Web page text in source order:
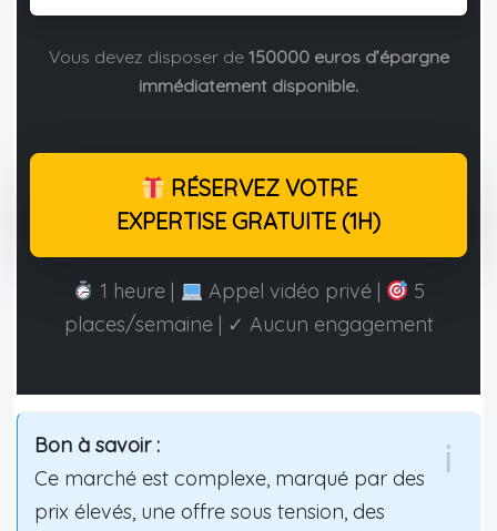
Vous devez disposer de 150000 euros d’épargne
immédiatement disponible.
RÉSERVEZ VOTRE
EXPERTISE GRATUITE (1H)
1 heure | Appel vidéo privé |
5
places/semaine | ✓ Aucun engagement
Bon à savoir :
Ce marché est complexe, marqué par des
prix élevés, une offre sous tension, des